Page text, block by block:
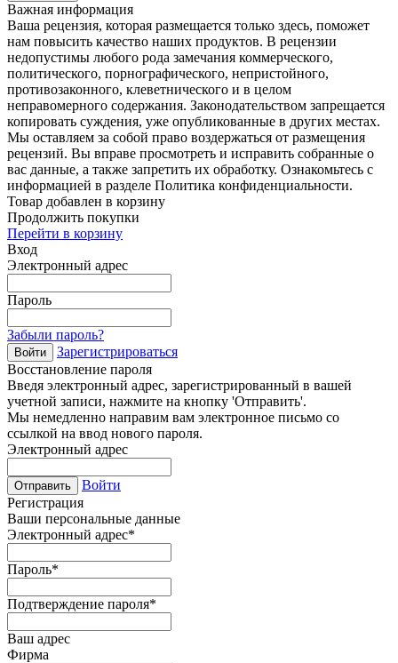
Важная информация
Ваша рецензия, которая размещается только здесь, поможет
нам повысить качество наших продуктов. В рецензии
недопустимы любого рода замечания коммерческого,
политического, порнографического, непристойного,
противозаконного, клеветнического и в целом
неправомерного содержания. Законодательством запрещается
копировать суждения, уже опубликованные в других местах.
Мы оставляем за собой право воздержаться от размещения
рецензий. Вы вправе просмотреть и исправить собранные о
вас данные, а также запретить их обработку. Ознакомьтесь с
информацией в разделе Политика конфиденциальности.
Товар добавлен в корзину
Продолжить покупки
Перейти в корзину
Вход
Электронный адрес
Пароль
Забыли пароль?
Войти
Зарегистрироваться
Восстановление пароля
Введя электронный адрес, зарегистрированный в вашей
учетной записи, нажмите на кнопку 'Отправить'.
Мы немедленно направим вам электронное письмо со
ссылкой на ввод нового пароля.
Электронный адрес
Отправить
Войти
Регистрация
Ваши персональные данные
Электронный адрес*
Пароль*
Подтверждение пароля*
Ваш адрес
Фирма